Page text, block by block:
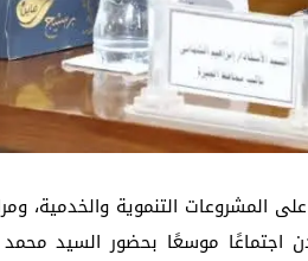
المشروعات التنموية والخدمية،
اجتماعًا موسعًا بحضور السيد محمد